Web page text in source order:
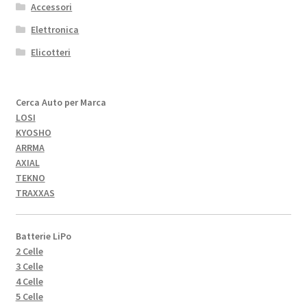
Accessori
Elettronica
Elicotteri
Cerca Auto per Marca
LOSI
KYOSHO
ARRMA
AXIAL
TEKNO
TRAXXAS
Batterie LiPo
2 Celle
3 Celle
4 Celle
5 Celle